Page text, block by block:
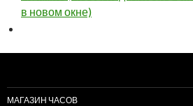
в новом окне)
МАГАЗИН ЧАСОВ